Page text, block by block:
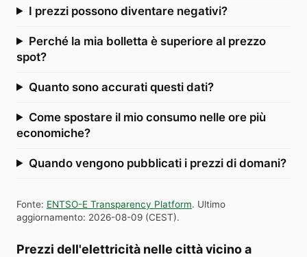
I prezzi possono diventare negativi?
Perché la mia bolletta è superiore al prezzo
spot?
Quanto sono accurati questi dati?
Come spostare il mio consumo nelle ore più
economiche?
Quando vengono pubblicati i prezzi di domani?
Fonte: ENTSO-E Transparency Platform. Ultimo
aggiornamento: 2026-08-09 (CEST).
Prezzi dell'elettricità nelle città vicino a